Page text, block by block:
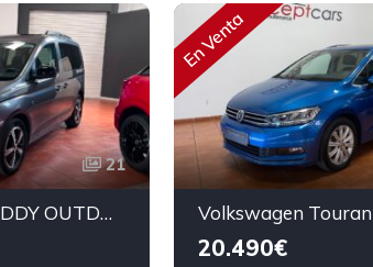
21
VOLKSWAGEN CADDY OUTDOOR 2.0 TDI 122CV
En Venta
20.490€